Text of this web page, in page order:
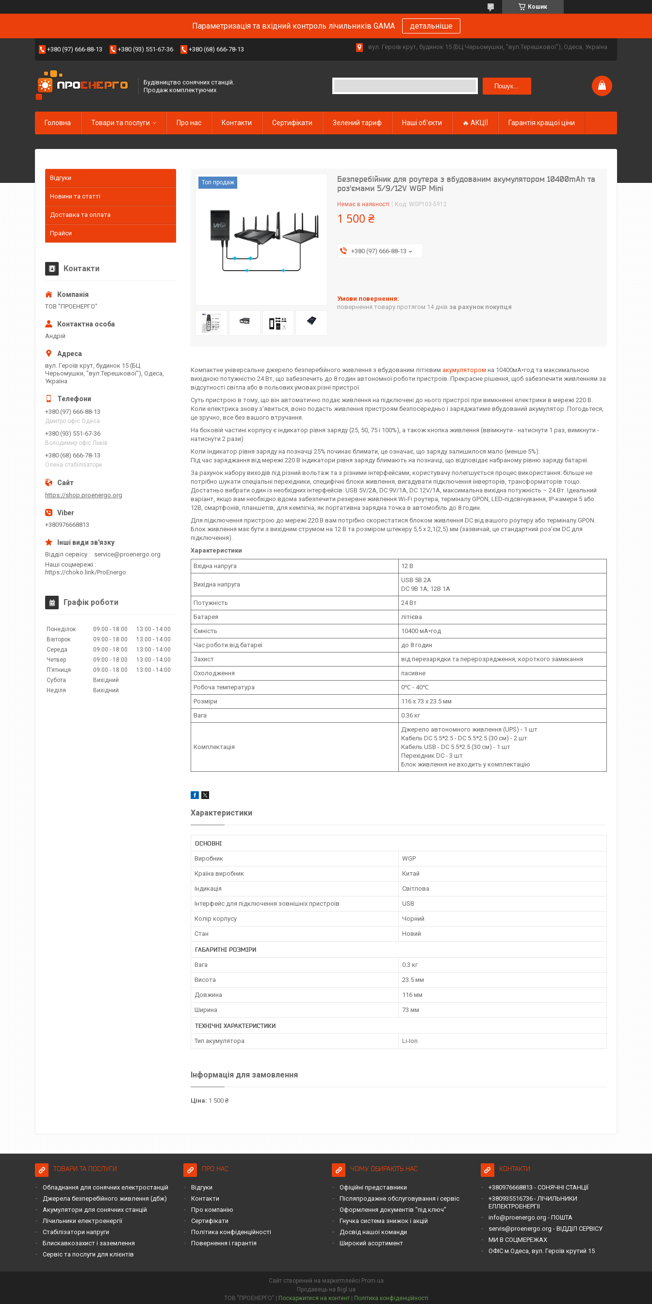
Кошик
Параметризація та вхідний контроль лічильників GAMA детальніше
+380 (97) 666-88-13 +380 (93) 551-67-36 +380 (68) 666-78-13 вул. Героїв крут, будинок 15 (БЦ Черьомушки, "вул.Терешкової"), Одеса, Україна
Будівництво сонячних станцій.
Продаж комплектуючих
Пошук...
Головна Товари та послуги Про нас Контакти Сертифікати Зелений тариф Наші об'єкти 🔥 АКЦІЇ Гарантія кращої ціни
Топ продаж
Безперебійник для роутера з вбудованим акумулятором 10400mAh та
роз'ємами 5/9/12V WGP Mini
Немає в наявності Код: WGP103-5912
1 500 ₴
+380 (97) 666-88-13
повернення товару протягом 14 днів за рахунок покупця
Компактне універсальне джерело безперебійного живлення з вбудованим літієвим акумулятором на 10400мА•год та максимальною
вихідною потужністю 24 Вт, що забезпечить до 8 годин автономної роботи пристроїв. Прекрасне рішення, щоб забезпечити живленням за
відсутності світла або в польових умовах різні пристрої.
Суть пристрою в тому, що він автоматично подає живлення на підключені до нього пристрої при вимкненні електрики в мережі 220 В.
Коли електрика знову з'явиться, воно подасть живлення пристроям безпосередньо і заряджатиме вбудований акумулятор. Погодьтеся,
це зручно, все без вашого втручання.
На боковій частині корпусу є індикатор рівня заряду (25, 50, 75 і 100%), а також кнопка живлення (ввімкнути - натиснути 1 раз, вимкнути -
натиснути 2 рази)
Коли індикатор рівня заряду на позначці 25% починає блимати, це означає, що заряду залишилося мало (менше 5%).
Під час заряджання від мережі 220 В індикатори рівня заряду блимають на позначці, що відповідає набраному рівню заряду батареї.
За рахунок набору виходів під різний вольтаж та з різними інтерфейсами, користувачу полегшується процес використання: більше не
потрібно шукати спеціальні перехідники, специфічні блоки живлення, вигадувати підключення інверторів, трансформаторів тощо.
Достатньо вибрати один із необхідних інтерфейсів: USB 5V/2A, DC 9V/1A, DC 12V/1A, максимальна вихідна потужність – 24 Вт. Ідеальний
варіант, якщо вам необхідно вдома забезпечити резервне живлення Wi-Fi роутера, терміналу GPON, LED-підсвічування, IP-камери 5 або
12В, смартфонів, планшетів, для кемпігна, як портативна зарядна точка в автомобіль до 8 годин.
Для підключення пристрою до мережі 220 В вам потрібно скористатися блоком живлення DC від вашого роутеру або терміналу GPON.
Блок живлення має бути з вихідним струмом на 12 В та розміром штекеру 5,5 х 2,1(2,5) мм (зазвичай, це стандартний роз'єм DC для
підключення).
Характеристики
Вхідна напруга 12 В
Вихідна напруга
USB 5В 2A
DC 9В 1А; 12В 1А
Потужність
24 Вт
Батарея
літієва
Ємність
10400 мА•год
Час роботи від батареї
до 8 годин
Захист
від перезарядки та перерозрядження, короткого замикання
Охолодження
пасивне
Робоча температура
0℃ - 40℃
Розміри
116 x 73 x 23.5 мм
Вага
0.36 кг
Комплектація
Джерело автономного живлення (UPS) - 1 шт
Кабель DC 5.5*2.5 - DC 5.5*2.5 (30 см) - 2 шт
Кабель USB - DC 5.5*2.5 (30 см) - 1 шт
Перехідник DC - 3 шт
Блок живлення не входить у комплектацію
Характеристики
ОСНОВНІ
Виробник WGP
Країна виробник Китай
Індикація Світлова
Інтерфейс для підключення зовнішніх пристроїв USB
Колір корпусу Чорний
Стан Новий
ГАБАРИТНІ РОЗМІРИ
Вага 0.3 кг
Висота 23.5 мм
Довжина 116 мм
Ширина 73 мм
ТЕХНІЧНІ ХАРАКТЕРИСТИКИ
Тип акумулятора Li-Ion
Інформація для замовлення
Ціна: 1 500 ₴
Відгуки
Новини та статті
Доставка та оплата
Прайси
Контакти
ТОВ "ПРОЕНЕРГО"
Андрій
вул. Героїв крут, будинок 15 (БЦ
Черьомушки, "вул.Терешкової"), Одеса,
Україна
+380 (97) 666-88-13
Дмитро офіс Одеса
+380 (93) 551-67-36
Володимир офіс Львів
+380 (68) 666-78-13
Олена стабілізатори
https://shop.proenergo.org
+380976668813
Відділ сервісу
service@proenergo.org
Наші соцмережі
https://choko.link/ProEnergo
Графік роботи
Понеділок 09:00 18:00 13:00
14:00
Вівторок
09:00 18:00 13:00
14:00
Середа
09:00 18:00 13:00
14:00
Четвер
09:00 18:00 13:00
14:00
Пʼятниця
09:00 18:00 13:00
14:00
Субота
Вихідний
Неділя
Вихідний
ТОВАРИ ТА ПОСЛУГИ
Обладнання для сонячних електростанцій
Джерела безперебійного живлення (дбж)
Акумулятори для сонячних станцій
Лічильники електроенергії
Стабілізатори напруги
Блискавкозахист і заземлення
Сервіс та послуги для клієнтів
ПРО НАС
Відгуки
Контакти
Про компанію
Сертифікати
Політика конфіденційності
Повернення і гарантія
ЧОМУ ОБИРАЮТЬ НАС
Офіційні представники
Післяпродажне обслуговування і сервіс
Оформлення документів "під ключ"
Гнучка система знижок і акцій
Досвід нашої команди
Широкий асортимент
КОНТАКТИ
+380976668813 - СОНЯЧНІ СТАНЦІЇ
+380935516736 - ЛІЧИЛЬНИКИ
ЕЛЛЕКТРОЕНЕРГІІ
info@proenergo.org - ПОШТА
servis@proenergo.org - ВІДДІЛ СЕРВІСУ
МИ В СОЦМЕРЕЖАХ
ОФІС м.Одеса, вул. Героїв крутий 15
Сайт створений на маркетплейсі Prom.ua
Продавець на Bigl.ua
Поскаржитися на контент
Політика конфіденційності